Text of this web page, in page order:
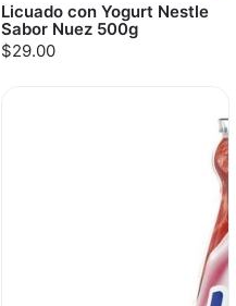
Licuado con Yogurt Nestle
Sabor Nuez 500g
$29.00